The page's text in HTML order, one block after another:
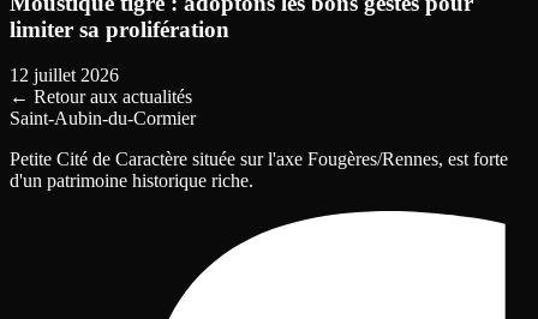
limiter sa prolifération
12 juillet 2026
← Retour aux actualités
Saint-Aubin-du-Cormier
Petite Cité de Caractère située sur l'axe Fougères/Rennes, est forte
d'un patrimoine historique riche.